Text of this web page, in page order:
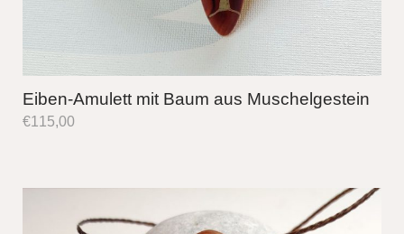
Eiben-Amulett mit Baum aus Muschelgestein
€115,00